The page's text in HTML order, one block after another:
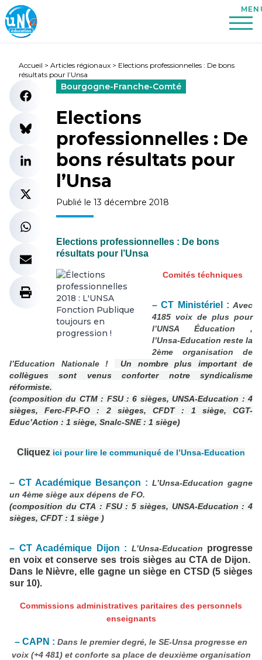
Accueil > Articles régionaux > Elections professionnelles : De bons
résultats pour l’Unsa
Bourgogne-Franche-Comté
Elections
professionnelles : De
bons résultats pour
l’Unsa
Publié le 13 décembre 2018
Elections professionnelles : De bons
résultats pour l’Unsa
Comités téchniques
– CT Ministériel : Avec
4185 voix de plus pour
l’UNSA Éducation ,
l’Unsa-Education reste la
2ème organisation de
l’Education Nationale !
Un nombre plus important de
collègues sont venus conforter notre syndicalisme
réformiste.
(composition du CTM : FSU : 6 sièges, UNSA-Education : 4
sièges, Ferc-FP-FO : 2 sièges, CFDT : 1 siège, CGT-
Educ’Action : 1 siège, Snalc-SNE : 1 siège)
Cliquez ici pour lire le communiqué de l’Unsa-Education
– CT Académique Besançon : L’Unsa-Education gagne
un 4ème siège aux dépens de FO.
(composition du CTA : FSU : 5 sièges, UNSA-Education : 4
sièges, CFDT : 1 siège )
– CT Académique Dijon : L’Unsa-Education progresse
en voix et conserve ses trois sièges au CTA de Dijon.
Dans le Nièvre, elle gagne un siège en CTSD (5 sièges
sur 10).
Commissions administratives paritaires des personnels
enseignants
– CAPN : Dans le premier degré, le SE-Unsa progresse en
voix (+4 481) et conforte sa place de deuxième organisation